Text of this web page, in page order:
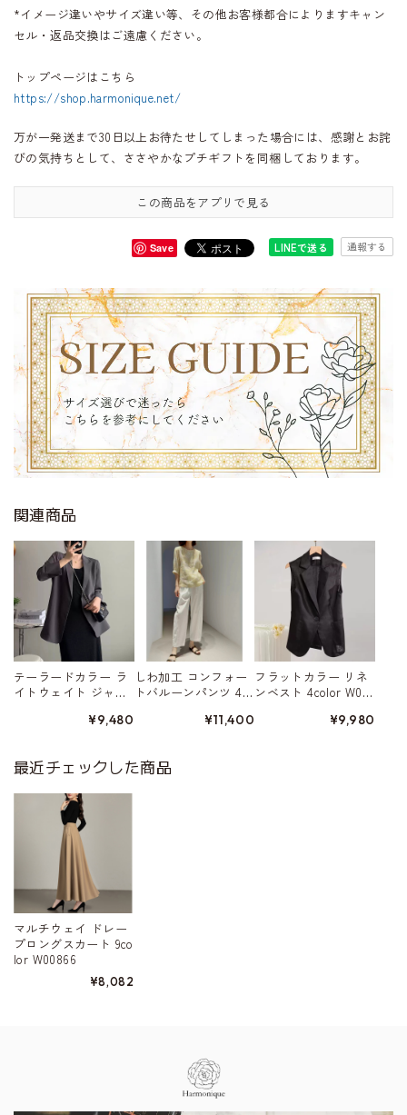
*イメージ違いやサイズ違い等、その他お客様都合によりますキャン
セル・返品交換はご遠慮ください。
トップページはこちら
https://shop.harmonique.net/
万が一発送まで30日以上お待たせしてしまった場合には、感謝とお詫
びの気持ちとして、ささやかなプチギフトを同梱しております。
この商品をアプリで見る
Save LINEで送る 通報する
関連商品
テーラードカラー ラ
イトウェイト ジャ
¥9,480
しわ加工 コンフォー
トバルーンパンツ 4c
¥11,400
フラットカラー リネ
ンベスト 4color W015
¥9,980
最近チェックした商品
マルチウェイ ドレー
プロングスカート 9co
lor W00866
¥8,082